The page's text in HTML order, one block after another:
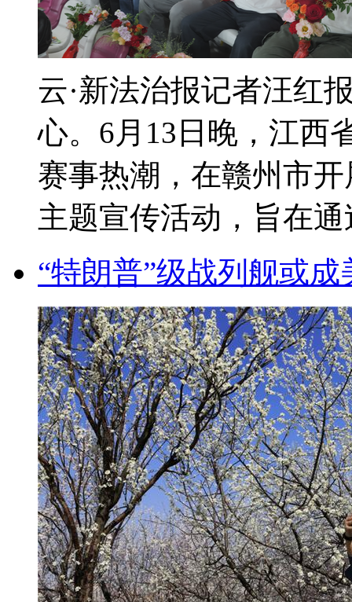
云·新法治报记者汪红
心。6月13日晚，江西
赛事热潮，在赣州市
主题宣传活动，旨在
“特朗普”级战列舰或